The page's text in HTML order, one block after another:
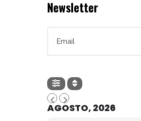
Newsletter
AGOSTO, 2026